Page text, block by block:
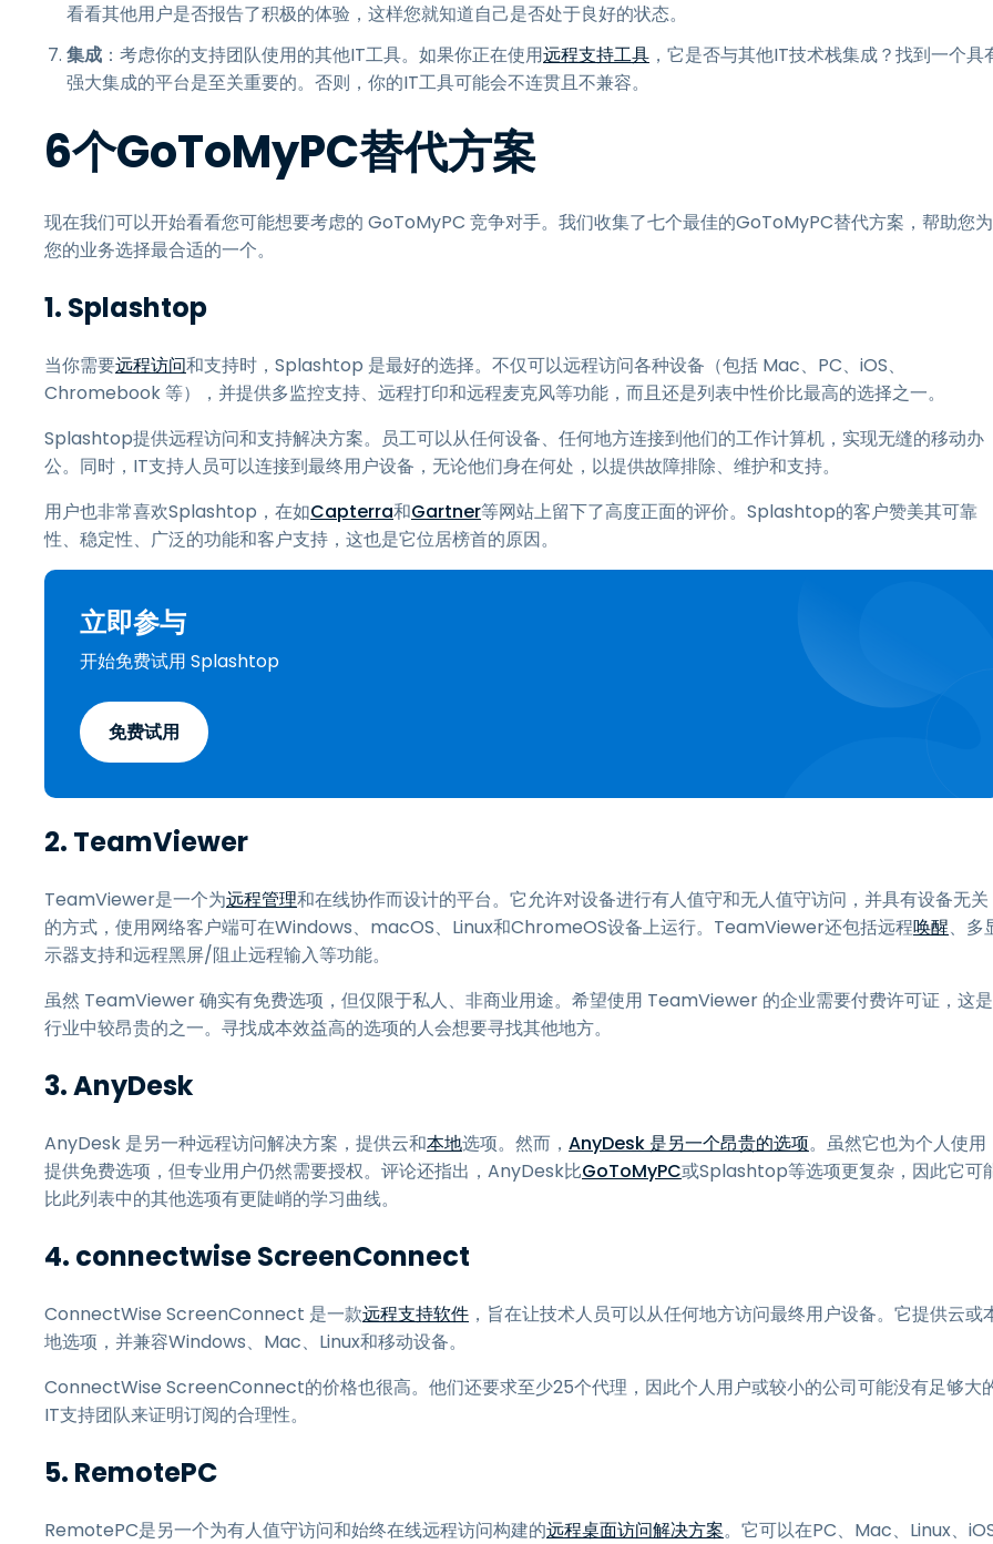
看看其他用户是否报告了积极的体验，这样您就知道自己是否处于良好的状态。
集成 ：考虑你的支持团队使用的其他IT工具。如果你正在使用远程支持工具 ，它是否与其他IT技术栈集成？找到一个具
强大集成的平台是至关重要的。否则，你的IT工具可能会不连贯且不兼容。
6个GoToMyPC替代方案
现在我们可以开始看看您可能想要考虑的 GoToMyPC 竞争对手。我们收集了七个最佳的GoToMyPC替代方案，帮助您为
您的业务选择最合适的一个。
1. Splashtop
当你需要远程访问和支持时，Splashtop 是最好的选择。不仅可以远程访问各种设备（包括 Mac、PC、iOS、
Chromebook 等），并提供多监控支持、远程打印和远程麦克风等功能，而且还是列表中性价比最高的选择之一。
Splashtop提供远程访问和支持解决方案。员工可以从任何设备、任何地方连接到他们的工作计算机，实现无缝的移动办
公。同时，IT支持人员可以连接到最终用户设备，无论他们身在何处，以提供故障排除、维护和支持。
用户也非常喜欢Splashtop，在如Capterra和Gartner等网站上留下了高度正面的评价。Splashtop的客户赞美其可靠
性、稳定性、广泛的功能和客户支持，这也是它位居榜首的原因。
立即参与
开始免费试用 Splashtop
免费试用
2. TeamViewer
TeamViewer是一个为远程管理和在线协作而设计的平台。它允许对设备进行有人值守和无人值守访问，并具有设备无关
的方式，使用网络客户端可在Windows、macOS、Linux和ChromeOS设备上运行。TeamViewer还包括远程唤醒、多
示器支持和远程黑屏/阻止远程输入等功能。
虽然 TeamViewer 确实有免费选项，但仅限于私人、非商业用途。希望使用 TeamViewer 的企业需要付费许可证，这是
行业中较昂贵的之一。寻找成本效益高的选项的人会想要寻找其他地方。
3.AnyDesk
AnyDesk 是另一种远程访问解决方案，提供云和本地选项。然而， AnyDesk 是另一个昂贵的选项。虽然它也为个人使用
提供免费选项，但专业用户仍然需要授权。评论还指出，AnyDesk比GoToMyPC或Splashtop等选项更复杂，因此它可
比此列表中的其他选项有更陡峭的学习曲线。
4. connectwise ScreenConnect
ConnectWise ScreenConnect 是一款远程支持软件 ，旨在让技术人员可以从任何地方访问最终用户设备。它提供云或
地选项，并兼容Windows、Mac、Linux和移动设备。
ConnectWise ScreenConnect的价格也很高。他们还要求至少25个代理，因此个人用户或较小的公司可能没有足够大
IT支持团队来证明订阅的合理性。
5. RemotePC
RemotePC是另一个为有人值守访问和始终在线远程访问构建的远程桌面访问解决方案。它可以在PC、Mac、Linux、